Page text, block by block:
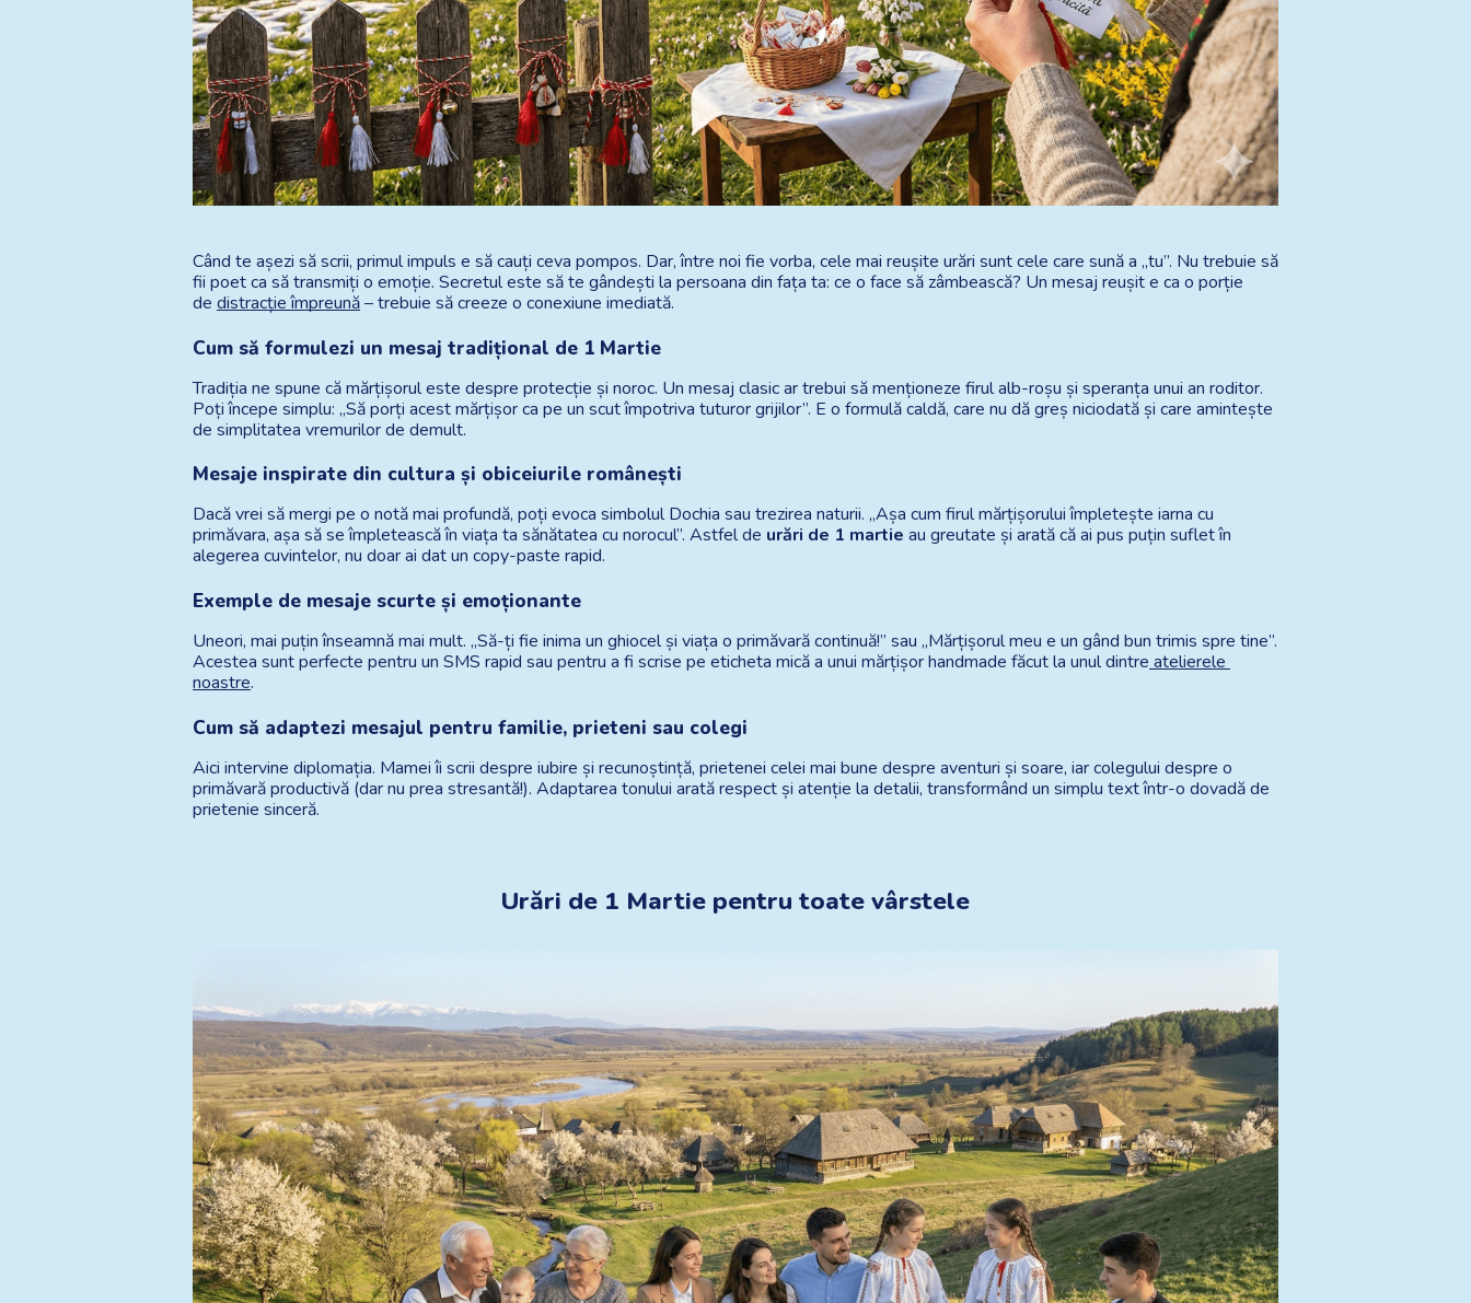
Când te așezi să scrii, primul impuls e să cauți ceva pompos. Dar, între noi fie vorba, cele mai reușite urări sunt cele care sună a „tu”. Nu trebuie să
fii poet ca să transmiți o emoție. Secretul este să te gândești la persoana din fața ta: ce o face să zâmbească? Un mesaj reușit e ca o porție
de distracție împreună – trebuie să creeze o conexiune imediată.
Cum să formulezi un mesaj tradițional de 1 Martie
Tradiția ne spune că mărțișorul este despre protecție și noroc. Un mesaj clasic ar trebui să menționeze firul alb-roșu și speranța unui an roditor.
Poți începe simplu: „Să porți acest mărțișor ca pe un scut împotriva tuturor grijilor”. E o formulă caldă, care nu dă greș niciodată și care amintește
de simplitatea vremurilor de demult.
Mesaje inspirate din cultura și obiceiurile românești
Dacă vrei să mergi pe o notă mai profundă, poți evoca simbolul Dochia sau trezirea naturii. „Așa cum firul mărțișorului împletește iarna cu
primăvara, așa să se împletească în viața ta sănătatea cu norocul”. Astfel de urări de 1 martie au greutate și arată că ai pus puțin suflet în
alegerea cuvintelor, nu doar ai dat un copy-paste rapid.
Exemple de mesaje scurte și emoționante
Uneori, mai puțin înseamnă mai mult. „Să-ți fie inima un ghiocel și viața o primăvară continuă!” sau „Mărțișorul meu e un gând bun trimis spre tine”.
Acestea sunt perfecte pentru un SMS rapid sau pentru a fi scrise pe eticheta mică a unui mărțișor handmade făcut la unul dintre atelierele
noastre.
Cum să adaptezi mesajul pentru familie, prieteni sau colegi
Aici intervine diplomația. Mamei îi scrii despre iubire și recunoștință, prietenei celei mai bune despre aventuri și soare, iar colegului despre o
primăvară productivă (dar nu prea stresantă!). Adaptarea tonului arată respect și atenție la detalii, transformând un simplu text într-o dovadă de
prietenie sinceră.
Urări de 1 Martie pentru toate vârstele